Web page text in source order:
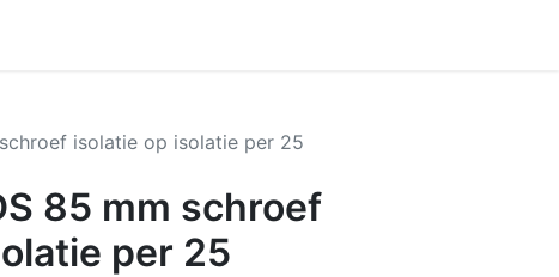
isolatie op isolatie per 25
85 mm schroef
per 25